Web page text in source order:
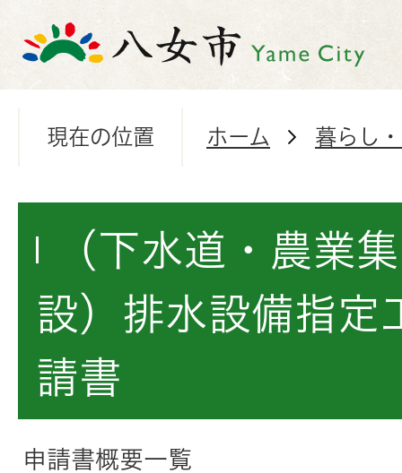
現在の位置 ホーム 暮らし
（下水道・農業
設）排水設備指定
請書
申請書概要一覧